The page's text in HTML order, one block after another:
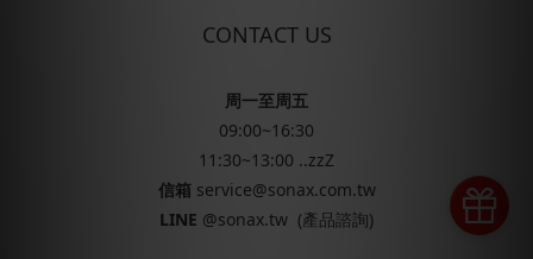
CONTACT US
周一至周五
09:00~16:30
11:30~13:00 ..zzZ
信箱service@sonax.com.tw
LINE @sonax.tw (產品諮詢)